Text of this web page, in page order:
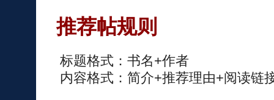
推荐帖规则
标题格式：书名+作者
内容格式：简介+推荐理由+阅读链